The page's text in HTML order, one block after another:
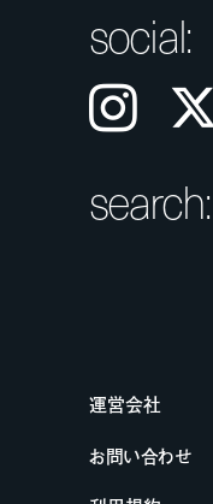
social:
Instagram 𝕏
search:
運営会社
お問い合わせ